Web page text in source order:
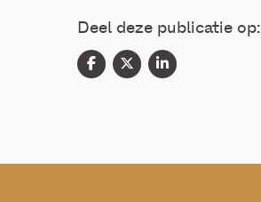
Deel deze publicatie op: